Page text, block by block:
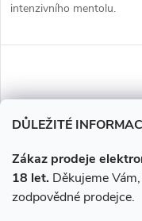
DŮLEŽITÉ
Zákaz prodeje
18 let. Děkujeme
zodpovědné prodejce.
intenzivního mentolu.